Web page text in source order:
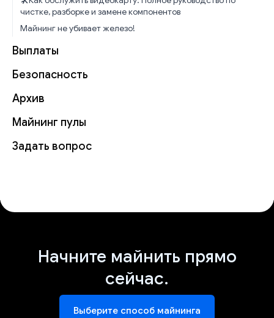
чистке, разборке и замене компонентов
Майнинг не убивает железо!
Выплаты
Безопасность
Архив
Майнинг пулы
Задать вопрос
Начните майнить прямо
сейчас.
Выберите способ майнинга